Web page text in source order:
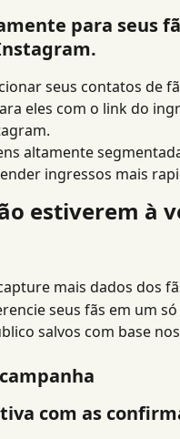
para seus
seus contatos de
eles com o link do
altamente
ingressos mais
estiverem à
mais dados dos
seus fãs em um só
salvos com base
com as